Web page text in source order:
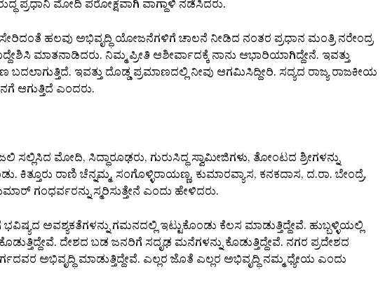
ಪ್ರಧಾನಿ ಮೋದಿ ಪರೋಕ್ಷವಾಗಿ ವಾಗ್ದಾಳಿ ನಡೆಸಿದರು.
ಹಲವು ಅಭಿವೃದ್ಧಿ ಯೋಜನೆಗಳಿಗೆ ಚಾಲನೆ ನೀಡಿದ ನಂತರ ಪ್ರಧಾನ ಮಂತ್ರಿ ನರೇಂದ್ರ
ಮಾತನಾಡಿದರು. ನಿಮ್ಮ ಪ್ರೀತಿ ಆಶೀರ್ವಾದಕ್ಕೆ ನಾನು ಆಭಾರಿಯಾಗಿದ್ದೇನೆ. ಇವತ್ತು
ಇವತ್ತು ದೊಡ್ಡ ಪ್ರಮಾಣದಲ್ಲಿ ನೀವು ಆಗಮಿಸಿದ್ದೀರಿ. ಸದ್ಯದ ರಾಜ್ಯ ರಾಜಕೀಯ
ಆಗುತ್ತಿದೆ ಎಂದರು.
ಸಲ್ಲಿಸಿದ ಮೋದಿ, ಸಿದ್ಧಾರೂಢರು, ಗುರುಸಿದ್ಧ ಸ್ವಾಮೀಜಿಗಳು, ತೋಂಟದ ಶ್ರೀಗಳನ್ನು
ಕಿತ್ತೂರು ರಾಣಿ ಚೆನ್ನಮ್ಮ, ಸಂಗೊಳ್ಳಿರಾಯಣ್ಣ, ಕುಮಾರವ್ಯಾಸ, ಕನಕದಾಸ, ದ.ರಾ. ಬೇಂದ್ರೆ,
ಗಂಧರ್ವರನ್ನು ಸ್ಮರಿಸುತ್ತೇನೆ ಎಂದು ಹೇಳಿದರು.
ಅವಶ್ಯಕತೆಗಳನ್ನು ಗಮನದಲ್ಲಿ ಇಟ್ಟುಕೊಂಡು ಕೆಲಸ ಮಾಡುತ್ತಿದ್ದೇವೆ. ಹುಬ್ಬಳ್ಳಿಯಲ್ಲಿ
ದೇಶದ ಬಡ ಜನರಿಗೆ ಸದೃಢ ಮನೆಗಳನ್ನು ಕೊಡುತ್ತಿದ್ದೇವೆ. ನಗರ ಪ್ರದೇಶದ
ಅಭಿವೃದ್ಧಿ ಮಾಡುತ್ತಿದ್ದೇವೆ. ಎಲ್ಲರ ಜೊತೆ ಎಲ್ಲರ ಅಭಿವೃದ್ಧಿ ನಮ್ಮ ಧ್ಯೇಯ ಎಂದು